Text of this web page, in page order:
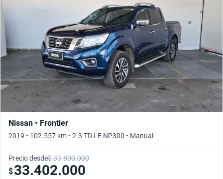
Buscá por año
Nissan • Frontier
2019 • 102.557 km • 2.3 TD LE NP300 • Manual
Precio desde$ 33.800.000
$33.402.000